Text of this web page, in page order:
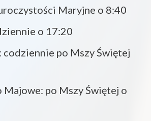
Maryjne o 8:40
o 17:20
po Mszy Świętej
Majowe: po Mszy Świętej o